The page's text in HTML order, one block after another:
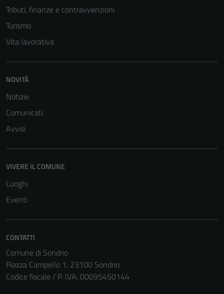
Tributi, finanze e contravvenzioni
Turismo
Vita lavorativa
NOVITÀ
Notizie
Comunicati
Avvisi
VIVERE IL COMUNE
Luoghi
Eventi
CONTATTI
Comune di Sondrio
Piazza Campello 1, 23100 Sondrio
Codice fiscale / P. IVA: 00095450144